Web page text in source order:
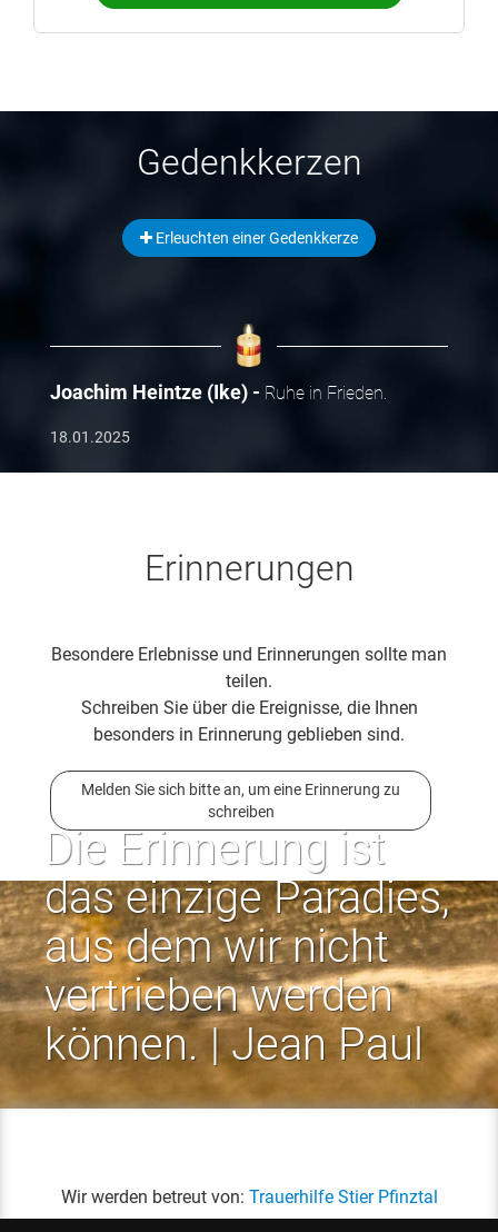
Gedenkkerzen
Erleuchten einer Gedenkkerze
Joachim Heintze (Ike) Ruhe in Frieden.
18.01.2025
Erinnerungen
Besondere Erlebnisse und Erinnerungen sollte man
teilen.
Schreiben Sie über die Ereignisse, die Ihnen
besonders in Erinnerung geblieben sind.
Melden Sie sich bitte an, um eine Erinnerung zu
schreiben
Die Erinnerung ist
das einzige Paradies,
aus dem wir nicht
vertrieben werden
können. | Jean Paul
Wir werden betreut von: Trauerhilfe Stier Pfinztal